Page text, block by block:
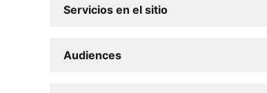
Servicios en el sitio
Audiences